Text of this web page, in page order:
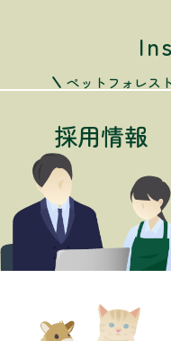
ペットフォレス
採用情報